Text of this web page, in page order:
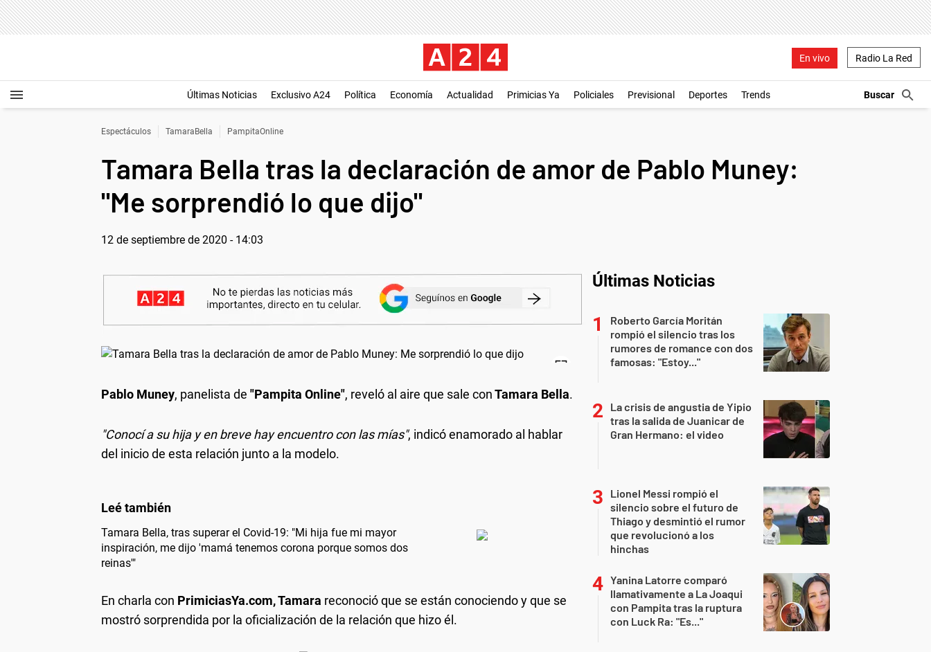
En vivo Radio La Red
Últimas Noticias Exclusivo A24 Política Economía Actualidad Primicias Ya Policiales Previsional Deportes Trends
Espectáculos TamaraBella PampitaOnline
Tamara Bella tras la declaración de amor de Pablo Muney:
"Me sorprendió lo que dijo"
12 de septiembre de 2020 - 14:03
Pablo Muney, panelista de "Pampita Online", reveló al aire que sale conTamara Bella.
"Conocí a su hija y en breve hay encuentro con las mías", indicó enamorado al hablar
del inicio de esta relación junto a la modelo.
Tamara Bella, tras superar el Covid-19: "Mi hija fue mi mayor
inspiración, me dijo 'mamá tenemos corona porque somos dos
reinas'"
En charla con PrimiciasYa.com, Tamara reconoció que se están conociendo y que se
mostró sorprendida por la oficialización de la relación que hizo él.
Últimas Noticias
Roberto García Moritán
rompió el silencio tras los
rumores de romance con dos
famosas: "Estoy..."
La crisis de angustia de Yipio
tras la salida de Juanicar de
Gran Hermano: el video
Lionel Messi rompió el
silencio sobre el futuro de
Thiago y desmintió el rumor
que revolucionó a los
hinchas
Yanina Latorre comparó
llamativamente a La Joaqui
con Pampita tras la ruptura
con Luck Ra: "Es..."